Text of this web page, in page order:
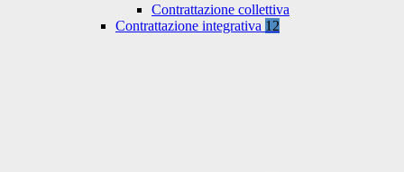
Contrattazione collettiva
Contrattazione integrativa 12